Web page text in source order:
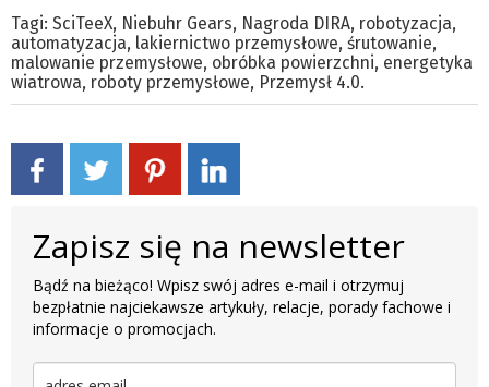
Tagi: SciTeeX, Niebuhr Gears, Nagroda DIRA, robotyzacja,
automatyzacja, lakiernictwo przemysłowe, śrutowanie,
malowanie przemysłowe, obróbka powierzchni, energetyka
wiatrowa, roboty przemysłowe, Przemysł 4.0.
Zapisz się na newsletter
Bądź na bieżąco! Wpisz swój adres e-mail i otrzymuj
bezpłatnie najciekawsze artykuły, relacje, porady fachowe i
informacje o promocjach.